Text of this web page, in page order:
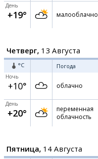
День
+19° малооблачно
Четверг, 13 Августа
°C Погода
Ночь
+10° облачно
День
+20°
переменная
облачность
Пятница, 14 Августа